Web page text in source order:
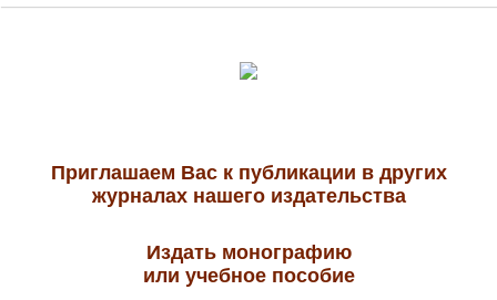
Приглашаем Вас к публикации в других
журналах нашего издательства
Издать монографию
или учебное пособие